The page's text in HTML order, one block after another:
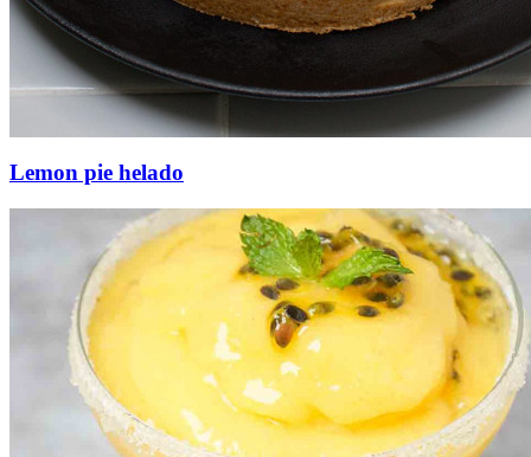
Lemon pie helado